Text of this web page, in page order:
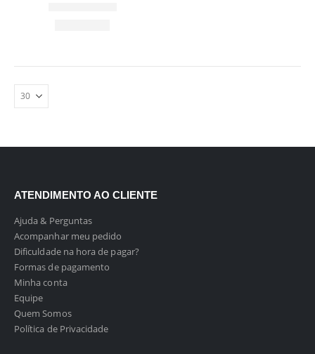
ATENDIMENTO AO CLIENTE
Ajuda & Perguntas
Acompanhar meu pedido
Dificuldade na hora de pagar?
Formas de pagamento
Minha conta
Equipe
Quem Somos
Política de Privacidade